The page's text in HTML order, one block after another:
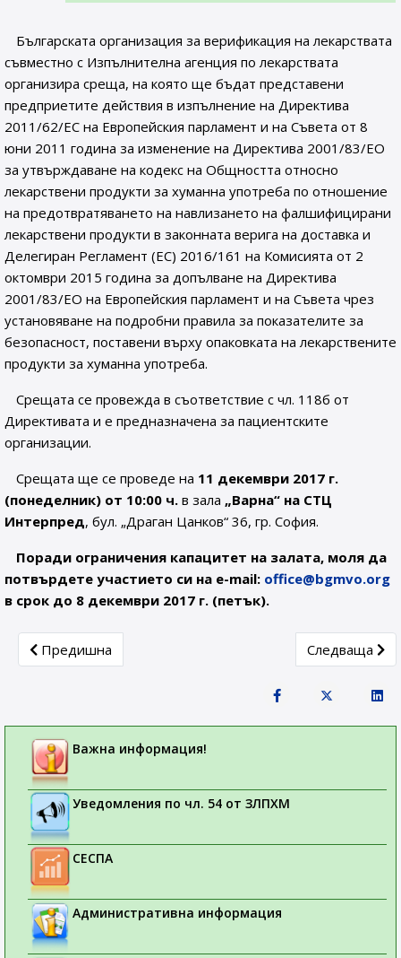
Българската организация за верификация на лекарствата
съвместно с Изпълнителна агенция по лекарствата
организира среща, на която ще бъдат представени
предприетите действия в изпълнение на Директива
2011/62/ЕС на Европейския парламент и на Съвета от 8
юни 2011 година за изменение на Директива 2001/83/ЕО
за утвърждаване на кодекс на Общността относно
лекарствени продукти за хуманна употреба по отношение
на предотвратяването на навлизането на фалшифицирани
лекарствени продукти в законната верига на доставка и
Делегиран Регламент (ЕС) 2016/161 на Комисията от 2
октомври 2015 година за допълване на Директива
2001/83/ЕО на Европейския парламент и на Съвета чрез
установяване на подробни правила за показателите за
безопасност, поставени върху опаковката на лекарствените
продукти за хуманна употреба.
Срещата се провежда в съответствие с чл. 118б от
Директивата и е предназначена за пациентските
организации.
Срещата ще се проведе на 11 декември 2017 г.
(понеделник) от 10:00 ч. в зала „Варна“ на СТЦ
Интерпред, бул. „Драган Цанков“ 36, гр. София.
Поради ограничения капацитет на залата, моля да
потвърдете участието си на е-mail: office@bgmvo.org
в срок до 8 декември 2017 г. (петък).
Previous article: Eвропейската агенция по
Предишна Next article:
Следваща
Важна информация!
Уведомления по чл. 54 от ЗЛПХМ
СЕСПА
Административна информация